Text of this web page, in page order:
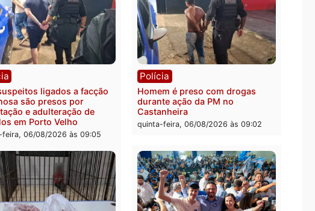
Polícia
Policiais militares recuperam
moto furtada e prendem trio na
zona Leste
quinta-feira, 06/08/2026 às 09:28
Polícia
Jovem é encontrado morto na
Rua dos Cravos e caso é
quinta-feira, 06/08/2026 às 09:26